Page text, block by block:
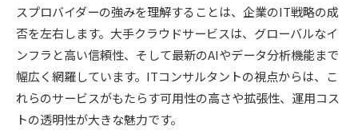
スプロバイダーの強みを理解することは、企業のIT戦略の成
否を左右します。大手クラウドサービスは、グローバルなイ
ンフラと高い信頼性、そして最新のAIやデータ分析機能まで
幅広く網羅しています。ITコンサルタントの視点からは、こ
れらのサービスがもたらす可用性の高さや拡張性、運用コス
トの透明性が大きな魅力です。